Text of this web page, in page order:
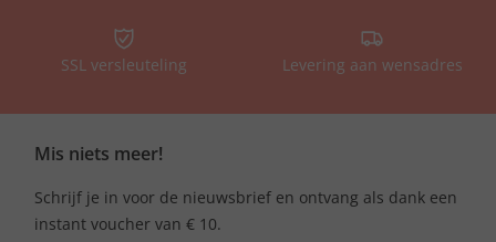
SSL versleuteling Levering aan wensadres
Mis niets meer!
Schrijf je in voor de nieuwsbrief en ontvang als dank een
instant voucher van € 10.